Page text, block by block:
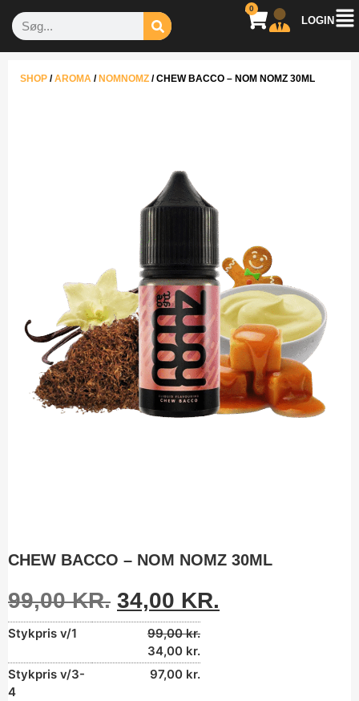
LOGIN
0
SHOP /AROMA / NOMNOMZ /CHEW BACCO – NOM NOMZ 30ML
CHEW BACCO – NOM NOMZ 30ML
99,00KR. 34,00 KR.
Stykpris v/1 99,00kr.
34,00 kr.
Stykpris v/3-
4
97,00 kr.